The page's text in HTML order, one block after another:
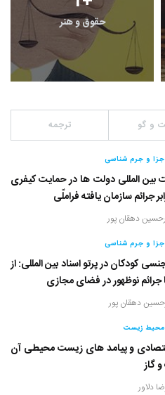
گفت و گو
و گو ترجمه
و جرم شناسی
بین المللی دولت ها در حمایت کیفری
جرائم سازمان یافته فراملّی
دهقان پور
و جرم شناسی
کودکان در پرتو اسناد بین المللی: از
جرائم نوظهور در فضای مجازی
دهقان پور
زیست
و پیامد های زیست محیطی آن
گاز
دلاور